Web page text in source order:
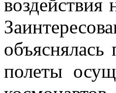
воздействия
полеты